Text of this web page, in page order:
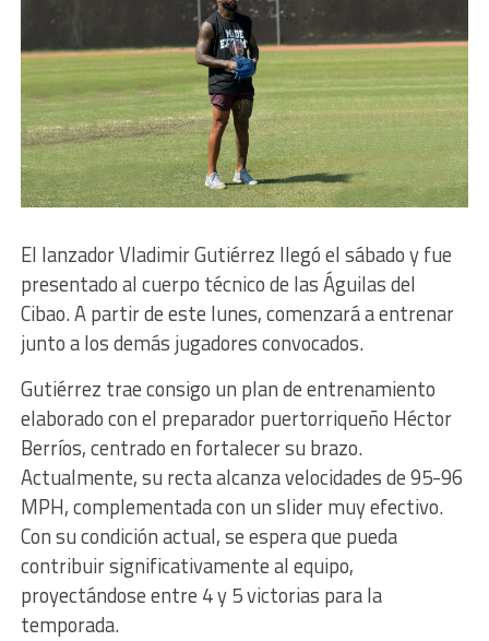
El lanzador Vladimir Gutiérrez llegó el sábado y fue
presentado al cuerpo técnico de las Águilas del
Cibao. A partir de este lunes, comenzará a entrenar
junto a los demás jugadores convocados.
Gutiérrez trae consigo un plan de entrenamiento
elaborado con el preparador puertorriqueño Héctor
Berríos, centrado en fortalecer su brazo.
Actualmente, su recta alcanza velocidades de 95-96
MPH, complementada con un slider muy efectivo.
Con su condición actual, se espera que pueda
contribuir significativamente al equipo,
proyectándose entre 4 y 5 victorias para la
temporada.